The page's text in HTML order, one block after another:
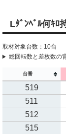
Lﾀﾞﾝﾍﾞﾙ何ｷﾛ
取材対象台数：10台
総回転数と差枚数の
台番
519
511
512
515